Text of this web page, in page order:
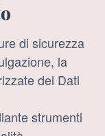
di sicurezza
la
dei Dati
strumenti